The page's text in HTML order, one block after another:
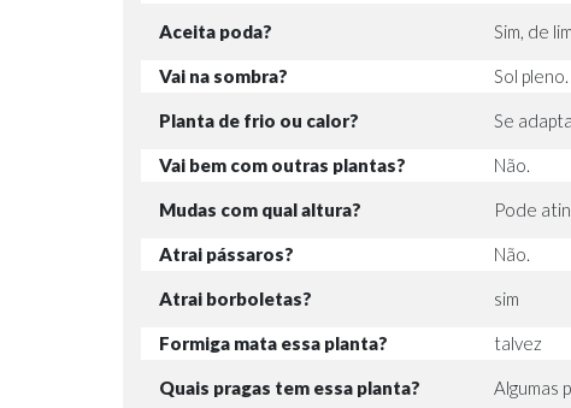
Aceita poda? Sim, de
Vai na sombra? Sol pleno.
Planta de frio ou calor? Se
Vai bem com outras plantas? Não.
Mudas com qual altura? Pode
Atrai pássaros? Não.
Atrai borboletas? sim
Formiga mata essa planta? talvez
Quais pragas tem essa planta?
Algumas